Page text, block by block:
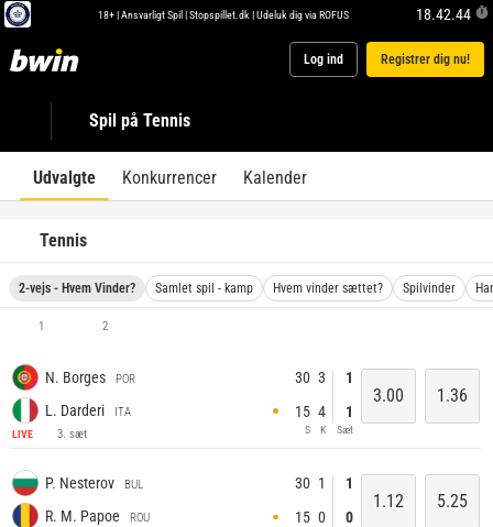
18+ |Ansvarligt Spil |Stopspillet.dk |Udeluk dig via ROFUS 18.42.44
Log ind Registrer dig nu!
Spil på Tennis
Udvalgte Konkurrencer Kalender
Tennis
2-vejs - Hvem Vinder? Samlet spil - kamp Hvem vinder sættet? Spilvinder
1 2
N. Borges POR
L. Darderi ITA
LIVE 3. sæt
30
15
S
3
4
K
1
1
Sæt
3.00 1.36
P. Nesterov BUL
R. M. Papoe ROU
30
15
1
0
1
0
1.12 5.25